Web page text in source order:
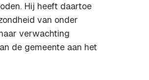
Hij heeft daartoe
van onder
verwachting
de gemeente aan het